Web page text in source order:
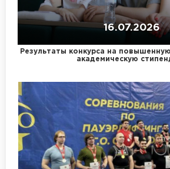
16.07.2026
Результаты конкурса на
академическую